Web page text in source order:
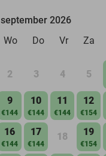
september 2026
Wo Do Vr Za
2 3 4 5
9
€144
10
€144
11
€144
12
€154
16
€144
17
€144
18 19
€154